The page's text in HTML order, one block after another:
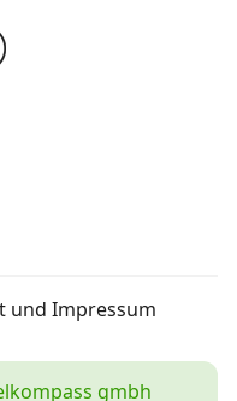
und Impressum
gmbh